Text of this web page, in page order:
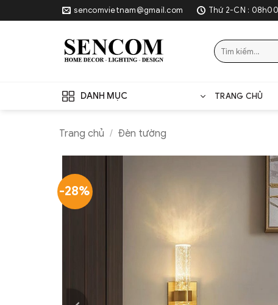
to
sencomvietnam@gmail.com Thứ 2-CN :
Tìm
kiếm:
DANH MỤC TRANG CHỦ
Trang chủ / Đèn tường
-28%